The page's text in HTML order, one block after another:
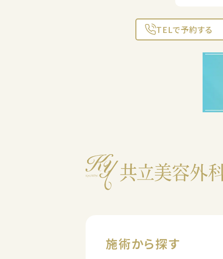
TELで予約する
施術から探す